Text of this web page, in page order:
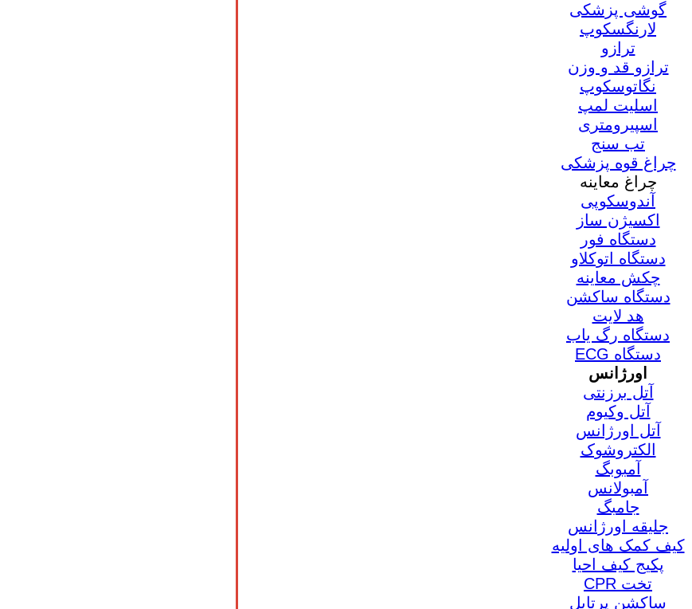
گوشی پزشکی
لارنگسکوپ
ترازو
ترازو قد و وزن
نگاتوسکوپ
اسلیت لمپ
اسپیرومتری
تب سنج
چراغ قوه پزشکی
چراغ معاینه
آندوسکوپی
اکسیژن ساز
دستگاه فور
دستگاه اتوکلاو
چکش معاینه
دستگاه ساکشن
هد لایت
دستگاه رگ یاب
دستگاه ECG
اورژانس
آتل برزنتی
آتل وکیوم
آتل اورژانس
الکتروشوک
آمبوبگ
آمبولانس
جامبگ
جلیقه اورژانس
کیف کمک های اولیه
پکیج کیف احیا
تخت CPR
ساکشن پرتابل